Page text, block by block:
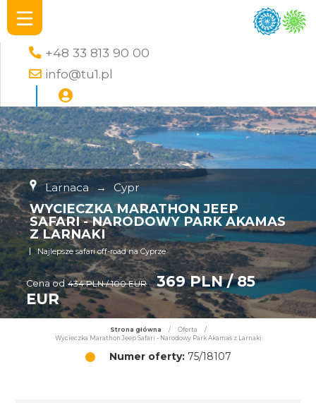
+48 33 813 90 00
info@tu1.pl
Larnaca → Cypr
WYCIECZKA MARATHON JEEP
SAFARI - NARODOWY PARK AKAMAS
Z LARNAKI
Najlepsze safari off-road na Cyprze
Cena od 434 PLN / 100 EUR
369 PLN / 85
EUR
Strona główna / Oferta
/
Wycieczka Marathon Jeep Safari - Narodowy Park Akamas z Larnaki
Numer oferty:75/18107